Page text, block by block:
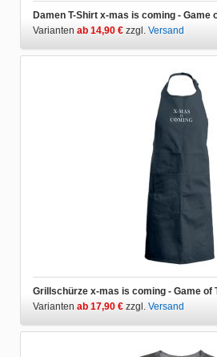
Damen T-Shirt x-mas is coming - Game
Varianten ab 14,90 € zzgl. Versand
Grillschürze x-mas is coming - Game of
Varianten ab 17,90 € zzgl. Versand